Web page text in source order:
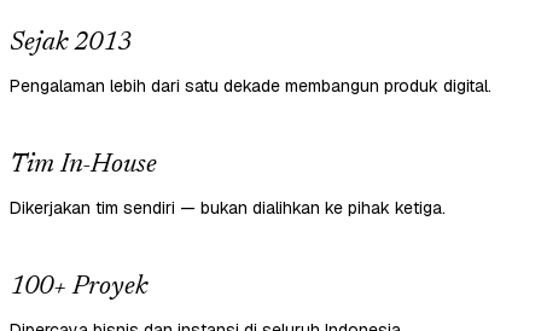
Sejak 2013
Pengalaman lebih dari satu dekade membangun produk digital.
Tim In-House
Dikerjakan tim sendiri — bukan dialihkan ke pihak ketiga.
100+ Proyek